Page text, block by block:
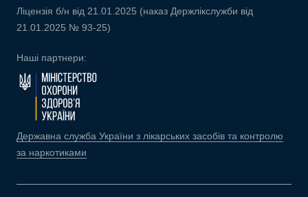
Ліцензія б/н від 21.01.2025 (наказ Держлікслужби від
21.01.2025 № 93-25)
Наші партнери:
Державна служба України з лікарських засобів та контролю
за наркотиками